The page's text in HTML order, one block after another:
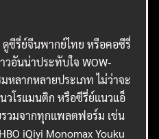
ดูซีรี่ย์จีนพากย์ไทย หรือคอซีรี่
วอันน่าประทับใจ WOW-
หลากหลายประเภท ไม่ว่าจะ
วโรแมนติก หรือซีรี่ย์แนวแอ็
วมจากทุกแพลตฟอร์ม เช่น
iQiyi Monomax Youku